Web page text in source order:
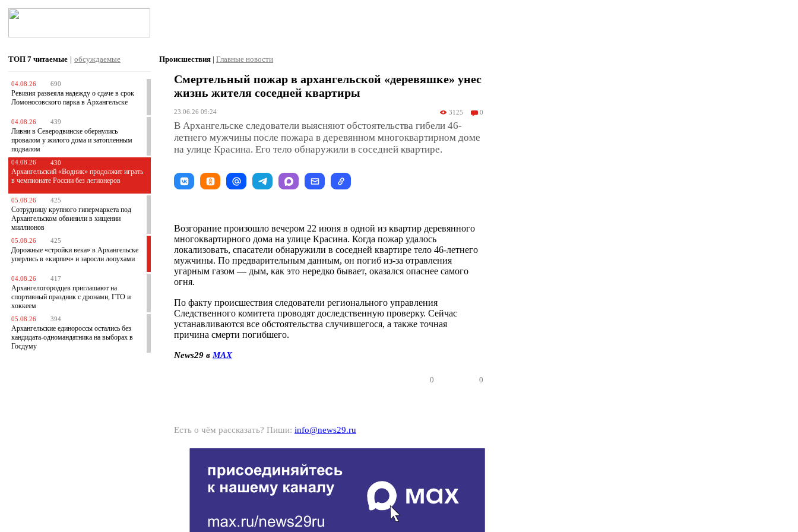
ТОП 7 читаемые | обсуждаемые
04.08.26 690
Ревизия развеяла надежду о сдаче в срок
Ломоносовского парка в Архангельске
04.08.26 439
Ливни в Северодвинске обернулись
провалом у жилого дома и затопленным
подвалом
04.08.26 430
Архангельский «Водник» продолжит играть
в чемпионате России без легионеров
05.08.26 425
Сотрудницу крупного гипермаркета под
Архангельском обвинили в хищении
миллионов
05.08.26 425
Дорожные «стройки века» в Архангельске
уперлись в «кирпич» и заросли лопухами
04.08.26 417
Архангелогородцев приглашают на
спортивный праздник с дронами, ГТО и
хоккеем
05.08.26 394
Архангельские единороссы остались без
кандидата-одномандатника на выборах в
Госдуму
Происшествия | Главные новости
Смертельный пожар в архангельской «деревяшке» унес
жизнь жителя соседней квартиры
23.06.26 09:24 3125 0
В Архангельске следователи выясняют обстоятельства гибели 46-
летнего мужчины после пожара в деревянном многоквартирном доме
на улице Красина. Его тело обнаружили в соседней квартире.
Возгорание произошло вечером 22 июня в одной из квартир деревянного
многоквартирного дома на улице Красина. Когда пожар удалось
локализовать, спасатели обнаружили в соседней квартире тело 46-летнего
мужчины. По предварительным данным, он погиб из-за отравления
угарным газом — дым, как это нередко бывает, оказался опаснее самого
огня.
По факту происшествия следователи регионального управления
Следственного комитета проводят доследственную проверку. Сейчас
устанавливаются все обстоятельства случившегося, а также точная
причина смерти погибшего.
News29 в MAX
0 0
Есть о чём рассказать? Пиши: info@news29.ru